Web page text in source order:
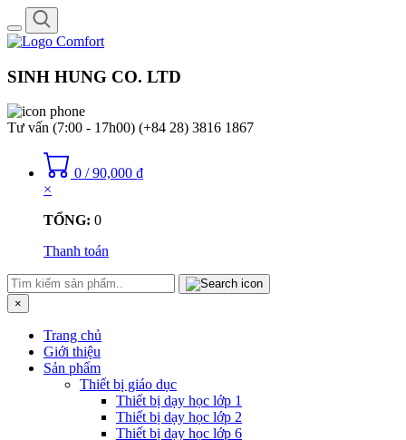
Toggle
navigation
SINH HUNG CO. LTD
Tư vấn (7:00 - 17h00) (+84 28) 3816 1867
0 / 90,000 ₫
×
TỔNG: 0
Thanh toán
×
Trang chủ
Giới thiệu
Sản phẩm
Thiết bị giáo dục
Thiết bị dạy học lớp 1
Thiết bị dạy học lớp 2
Thiết bị dạy học lớp 6